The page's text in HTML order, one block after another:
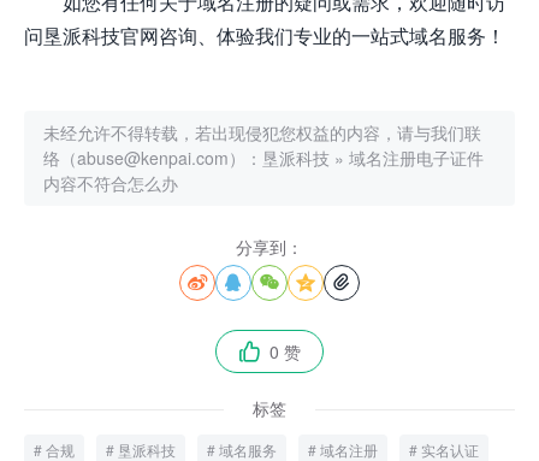
问垦派科技官网咨询、体验我们专业的一站式域名服务！
未经允许不得转载，若出现侵犯您权益的内容，请与我们联
络（abuse@kenpai.com）： 垦派科技 » 域名注册电子证件
内容不符合怎么办
分享到：
    
 0 赞
标签
合规 垦派科技 域名服务 域名注册 实名认证